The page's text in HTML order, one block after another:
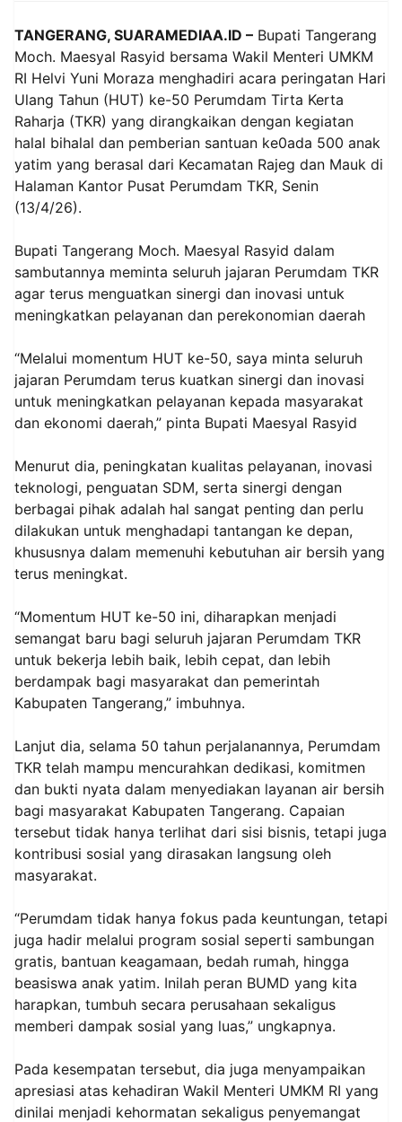
TANGERANG, SUARAMEDIAA.ID – Bupati Tangerang
Moch. Maesyal Rasyid bersama Wakil Menteri UMKM
RI Helvi Yuni Moraza menghadiri acara peringatan Hari
Ulang Tahun (HUT) ke-50 Perumdam Tirta Kerta
Raharja (TKR) yang dirangkaikan dengan kegiatan
halal bihalal dan pemberian santuan ke0ada 500 anak
yatim yang berasal dari Kecamatan Rajeg dan Mauk di
Halaman Kantor Pusat Perumdam TKR, Senin
(13/4/26).
Bupati Tangerang Moch. Maesyal Rasyid dalam
sambutannya meminta seluruh jajaran Perumdam TKR
agar terus menguatkan sinergi dan inovasi untuk
meningkatkan pelayanan dan perekonomian daerah
“Melalui momentum HUT ke-50, saya minta seluruh
jajaran Perumdam terus kuatkan sinergi dan inovasi
untuk meningkatkan pelayanan kepada masyarakat
dan ekonomi daerah,” pinta Bupati Maesyal Rasyid
Menurut dia, peningkatan kualitas pelayanan, inovasi
teknologi, penguatan SDM, serta sinergi dengan
berbagai pihak adalah hal sangat penting dan perlu
dilakukan untuk menghadapi tantangan ke depan,
khususnya dalam memenuhi kebutuhan air bersih yang
terus meningkat.
“Momentum HUT ke-50 ini, diharapkan menjadi
semangat baru bagi seluruh jajaran Perumdam TKR
untuk bekerja lebih baik, lebih cepat, dan lebih
berdampak bagi masyarakat dan pemerintah
Kabupaten Tangerang,” imbuhnya.
Lanjut dia, selama 50 tahun perjalanannya, Perumdam
TKR telah mampu mencurahkan dedikasi, komitmen
dan bukti nyata dalam menyediakan layanan air bersih
bagi masyarakat Kabupaten Tangerang. Capaian
tersebut tidak hanya terlihat dari sisi bisnis, tetapi juga
kontribusi sosial yang dirasakan langsung oleh
masyarakat.
“Perumdam tidak hanya fokus pada keuntungan, tetapi
juga hadir melalui program sosial seperti sambungan
gratis, bantuan keagamaan, bedah rumah, hingga
beasiswa anak yatim. Inilah peran BUMD yang kita
harapkan, tumbuh secara perusahaan sekaligus
memberi dampak sosial yang luas,” ungkapnya.
Pada kesempatan tersebut, dia juga menyampaikan
apresiasi atas kehadiran Wakil Menteri UMKM RI yang
dinilai menjadi kehormatan sekaligus penyemangat